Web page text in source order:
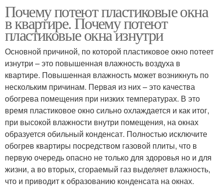
Почему потеют пластиковые окна
в квартире. Почему потеют
пластиковые окна изнутри
Основной причиной, по которой пластиковое окно потеет
изнутри – это повышенная влажность воздуха в
квартире. Повышенная влажность может возникнуть по
нескольким причинам. Первая из них – это качества
обогрева помещения при низких температурах. В это
время пластиковое окно сильно охлаждается и как итог,
при высокой влажности внутри помещения, на окнах
образуется обильный конденсат. Полностью исключите
обогрев квартиры посредством газовой плиты, что в
первую очередь опасно не только для здоровья но и для
жизни, а во вторых, сгораемый газ выделяет влажность,
что и приводит к образованию конденсата на окнах.